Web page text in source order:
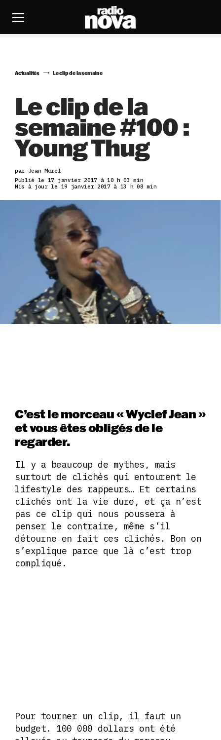
Actualités Le clip de la semaine
Le clip de la
semaine #100 :
Young Thug
par Jean Morel
Publié le 17 janvier 2017 à 10 h 03 min
Mis à jour le 19 janvier 2017 à 13 h 08 min
C’est le morceau « Wyclef Jean »
et vous êtes obligés de le
regarder.
Il y a beaucoup de mythes, mais
surtout de clichés qui entourent le
lifestyle des rappeurs… Et certains
clichés ont la vie dure, et ça n’est
pas ce clip qui nous poussera à
penser le contraire, même s’il
détourne en fait ces clichés. Bon on
s’explique parce que là c’est trop
compliqué.
Pour tourner un clip, il faut un
budget. 100 000 dollars ont été